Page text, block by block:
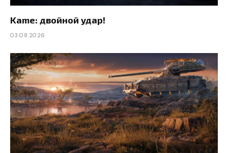
Kame: двойной удар!
03.08.2026